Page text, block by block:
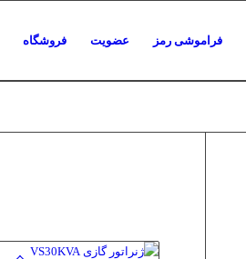
فروشگاه عضویت فراموشی رمز